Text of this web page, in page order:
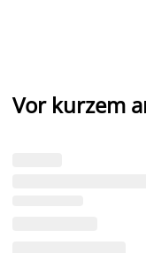
Vor kurzem